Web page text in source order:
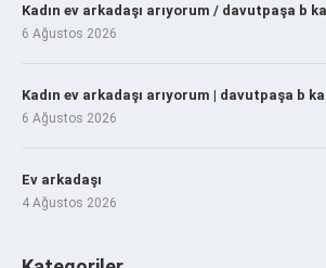
Kadın ev arkadaşı arıyorum / davutpaşa b
6 Ağustos 2026
Kadın ev arkadaşı arıyorum | davutpaşa b
6 Ağustos 2026
Ev arkadaşı
4 Ağustos 2026